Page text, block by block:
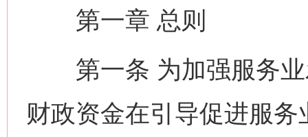
第一章 总则
第一条 为加强服务业
财政资金在引导促进服